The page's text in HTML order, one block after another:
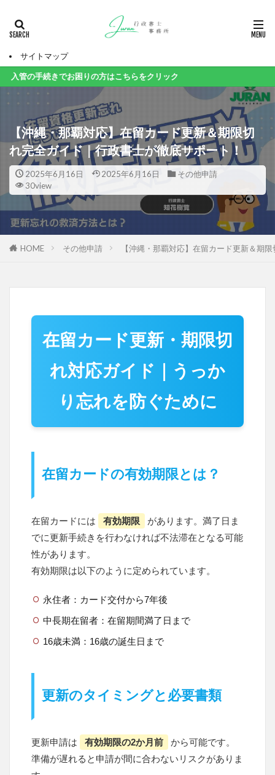
サイトマップ
手続きでお困りの方はこちらをクリック
【沖縄・那覇対応】在留カード更新＆期限切
れ完全ガイド｜行政書士が徹底サポート！
2025年6月16日 2025年6月16日
その他申請
30view
HOME その他申請 【沖縄・那覇対応】在留カード更新＆期
在留カード更新・期限切
れ対応ガイド｜うっか
り忘れを防ぐために
在留カードの有効期限とは？
在留カードには 有効期限
があります。満了日ま
でに更新手続きを行わなければ不法滞在となる可能
性があります。
有効期限は以下のように定められています。
永住者：カード交付から7年後
中長期在留者：在留期間満了日まで
16歳未満：16歳の誕生日まで
更新のタイミングと必要書類
更新申請は 有効期限の2か月前
から可能です。
準備が遅れると申請が間に合わないリスクがありま